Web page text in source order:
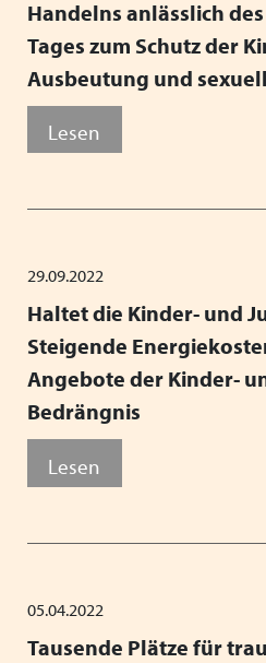
Handelns anlässlich
Tages zum Schutz der
Ausbeutung und
Lesen
29.09.2022
Haltet die Kinder- und
Steigende
Angebote der Kinder-
Bedrängnis
Lesen
05.04.2022
Tausende Plätze für